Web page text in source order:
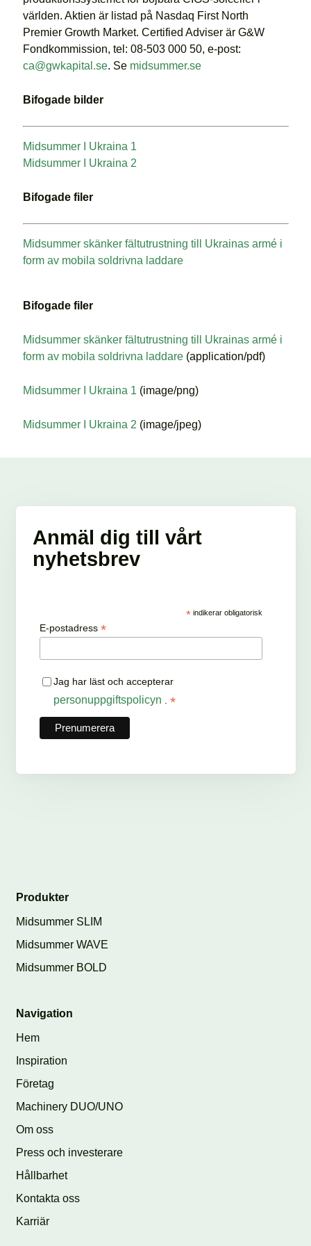
världen. Aktien är listad på Nasdaq First North
Premier Growth Market. Certified Adviser är G&W
Fondkommission, tel: 08-503 000 50, e-post:
ca@gwkapital.se. Se midsummer.se
Bifogade bilder
Midsummer I Ukraina 1
Midsummer I Ukraina 2
Bifogade filer
Midsummer skänker fältutrustning till Ukrainas armé i
form av mobila soldrivna laddare
Bifogade filer
Midsummer skänker fältutrustning till Ukrainas armé i
form av mobila soldrivna laddare (application/pdf)
Midsummer I Ukraina 1 (image/png)
Midsummer I Ukraina 2 (image/jpeg)
Anmäl dig till vårt
nyhetsbrev
* indikerar obligatorisk
E-postadress *
Jag har läst och accepterar
personuppgiftspolicyn *
Produkter
Midsummer SLIM
Midsummer WAVE
Midsummer BOLD
Navigation
Hem
Inspiration
Företag
Machinery DUO/UNO
Om oss
Press och investerare
Hållbarhet
Kontakta oss
Karriär